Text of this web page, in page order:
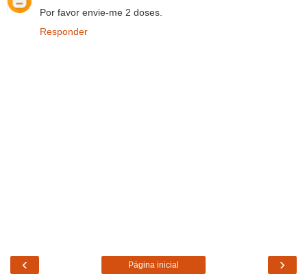
Por favor envie-me 2 doses.
Responder
‹ ›
Página inicial